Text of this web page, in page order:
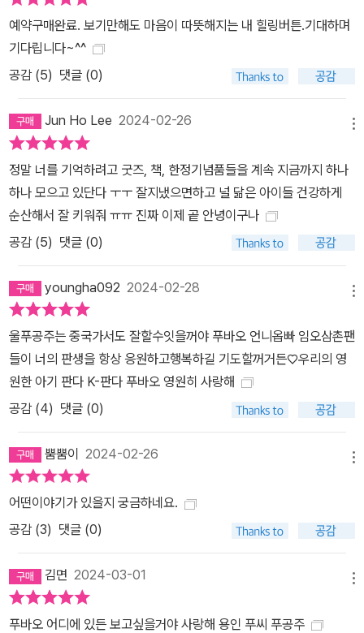
예약구매완료. 보기만해도 마음이 따뜻해지는 내 힐링버튼.기대하며
기다립니다~^^
공감 (5) 댓글 (0)
Jun Ho Lee 2024-02-26
정말 너를 기억하려고 굿즈, 책, 한정기념품들을 계속 지금까지 하나
하나 모으고 있단다 ㅜㅜ 잘지냈으면하고 널 닮은 아이들 건강하게
순산해서 잘 키워줘 ㅠㅠ 진짜 이제 곹 안녕이구나
공감 (5) 댓글 (0)
youngha092 2024-02-28
울푸공주는 중국가서도 잘할수잇을꺼야 푸바오 언니옵빠 임오삼촌팬
들이 너의 판생을 항상 응원하고행복하길 기도할꺼거든♡우리의 영
원한 아기 판다 K-판다 푸바오 영원히 사랑해
공감 (4) 댓글 (0)
뿜뿜이 2024-02-26
어떤이야기가 있을지 궁금하네요.
공감 (3) 댓글 (0)
김면 2024-03-01
푸바오 어디에 있든 보고싶을거야 사랑해 용인 푸씨 푸공주